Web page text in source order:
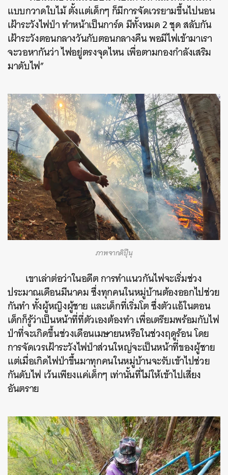
แบบกวาดใบไม้ ตั้งแต่เด็กๆ ก็มีการจัดเวรยามขึ้นไปนอน
เฝ้าระวังไฟป่า ทำหน้าเป็นการ์ด มีทั้งหมด 2 ชุด สลับกัน
เฝ้าระวังตอนกลางวันกับตอนกลางคืน พอมีไฟเข้ามาเรา
จะวอหากันว่า ไฟอยู่ตรงจุดไหน เพื่อตามกองกำลังเสริม
มาดับไฟ”
ภาพจากดิปุ๊นุ
เขาเล่าต่อว่าในอดีต การทำแนวกันไฟจะเริ่มช่วง
ประมาณเดือนมีนาคม ซึ่งทุกคนในหมู่บ้านต้องออกไปช่วย
กันทำ ทั้งผู้หญิงผู้ชาย และเด็กที่เริ่มโต ซึ่งตัวแอ้ในตอน
เด็กก็รู้ว่าเป็นหน้าที่ที่ตัวเองต้องทำ เพื่อเตรียมพร้อมกับไฟ
ป่าที่จะเกิดขึ้นช่วงเดือนเมษายนหรือในช่วงฤดูร้อน โดย
การจัดเวรเฝ้าระวังไฟป่าส่วนใหญ่จะเป็นหน้าที่ของผู้ชาย
แต่เมื่อเกิดไฟป่าขึ้นมาทุกคนในหมู่บ้านจะรับเข้าไปช่วย
กันดับไฟ เว้นเพียงแค่เด็กๆ เท่านั้นที่ไม่ให้เข้าไปเสี่ยง
อันตราย